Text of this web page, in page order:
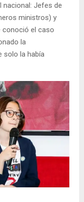
nacional: Jefes de
ministros) y
conoció el caso
la
solo la había